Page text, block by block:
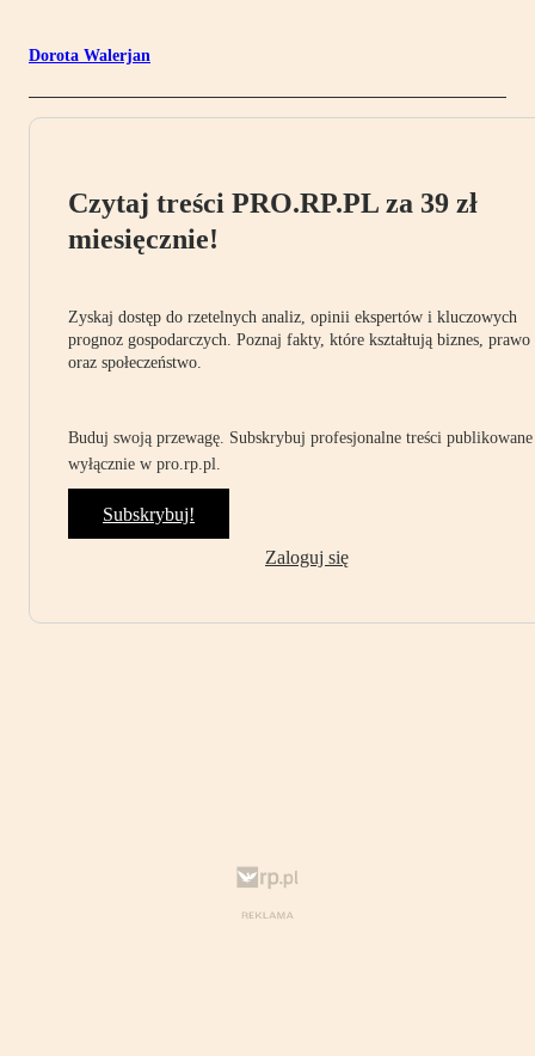
Dorota Walerjan
Czytaj treści PRO.RP.PL za 39 zł
miesięcznie!
Zyskaj dostęp do rzetelnych analiz, opinii ekspertów i kluczowych
prognoz gospodarczych. Poznaj fakty, które kształtują biznes, prawo
oraz społeczeństwo.
Buduj swoją przewagę. Subskrybuj profesjonalne treści publikowane
wyłącznie w pro.rp.pl.
Subskrybuj!
Zaloguj się